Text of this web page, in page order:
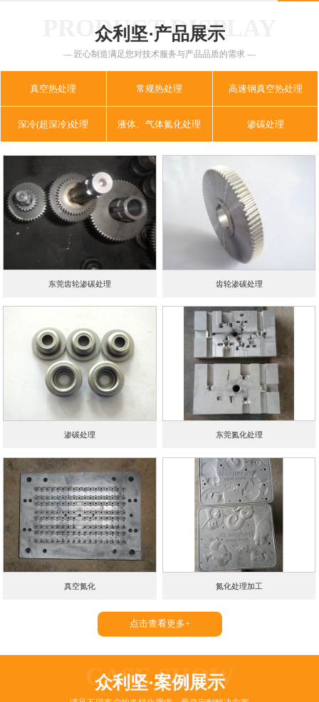
PRODUCT DISPLAY
众利坚·产品展示
— 匠心制造满足您对技术服务与产品品质的需求 —
真空热处理 常规热处理 高速钢真空热处理
深冷(超深冷)处理 液体、气体氮化处理 渗碳处理
东莞齿轮渗碳处理 齿轮渗碳处理
渗碳处理 东莞氮化处理
真空氮化 氮化处理加工
点击查看更多+
CASE SHOW
众利坚·案例展示